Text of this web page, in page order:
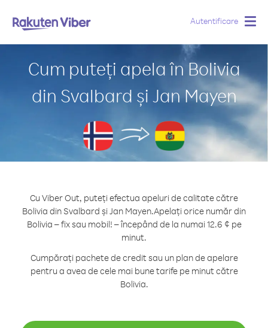
Autentificare
Cum puteți apela în Bolivia
din Svalbard și Jan Mayen
Cu Viber Out, puteți efectua apeluri de calitate către
Bolivia din Svalbard și Jan Mayen.Apelați orice număr din
Bolivia – fix sau mobil! – începând de la numai 12.6 ¢ pe
minut.
Cumpărați pachete de credit sau un plan de apelare
pentru a avea de cele mai bune tarife pe minut către
Bolivia.